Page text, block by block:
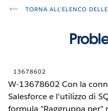
TORNA ALL'ELENCO
13678602
W-13678602 Con la
Salesforce e l'utilizzo di
formula "Raggruppa per"